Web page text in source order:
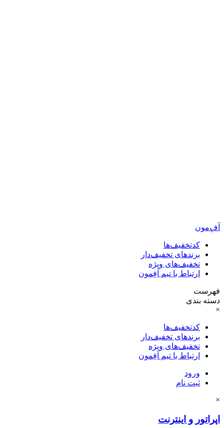
آفِ‌مون
کدتخفیف‌ها
برندهای تخفیف‌دار
تخفیف‌های ویژه
ارتباط با تیم آفِمون
فهرست
دسته بندی
×
کدتخفیف‌ها
برندهای تخفیف‌دار
تخفیف‌های ویژه
ارتباط با تیم آفِمون
ورود
ثبت نام
×
اپراتور و اینترنت